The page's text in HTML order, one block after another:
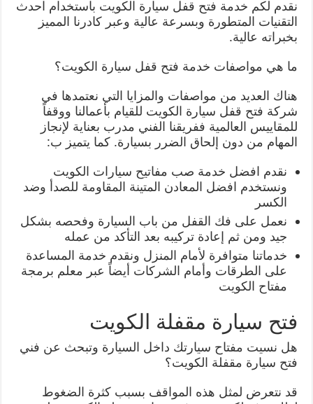
نقدم لكم خدمة فتح قفل سيارة الكويت باستخدام احدث
التقنيات المتطورة وبسرعة عالية وعبر كادرنا المميز
بخبراته عالية.
ما هي مواصفات خدمة فتح قفل سيارة الكويت؟
هناك العديد من مواصفات والمزايا التي نعتمدها في
شركة فتح قفل سيارة الكويت للقيام بأعمالنا ووقفاً
للمقاييس العالمية ففريقنا الفني مدرب بعناية لإنجاز
المهام من دون إلحاق الضرر بسيارة. كما يتميز ب:
نقدم افضل خدمة صب مفاتيح سيارات الكويت
ونستخدم افضل المعادن المتينة المقاومة للصدأ وضد
الكسر
نعمل على فك القفل من باب السيارة وفحصه بشكل
جيد ومن ثم إعادة تركيبه بعد التأكد من عمله
خدماتنا متوافرة لأمام المنزل ونقدم خدمة المساعدة
على الطرقات وأمام الشركات أيضاً عبر معلم برمجة
مفتاح الكويت
فتح سيارة مقفلة الكويت
هل نسيت مفتاح سيارتك داخل السيارة وتبحث عن فني
فتح سيارة مقفلة الكويت؟
قد نتعرض لمثل هذه المواقف بسبب كثرة الضغوط